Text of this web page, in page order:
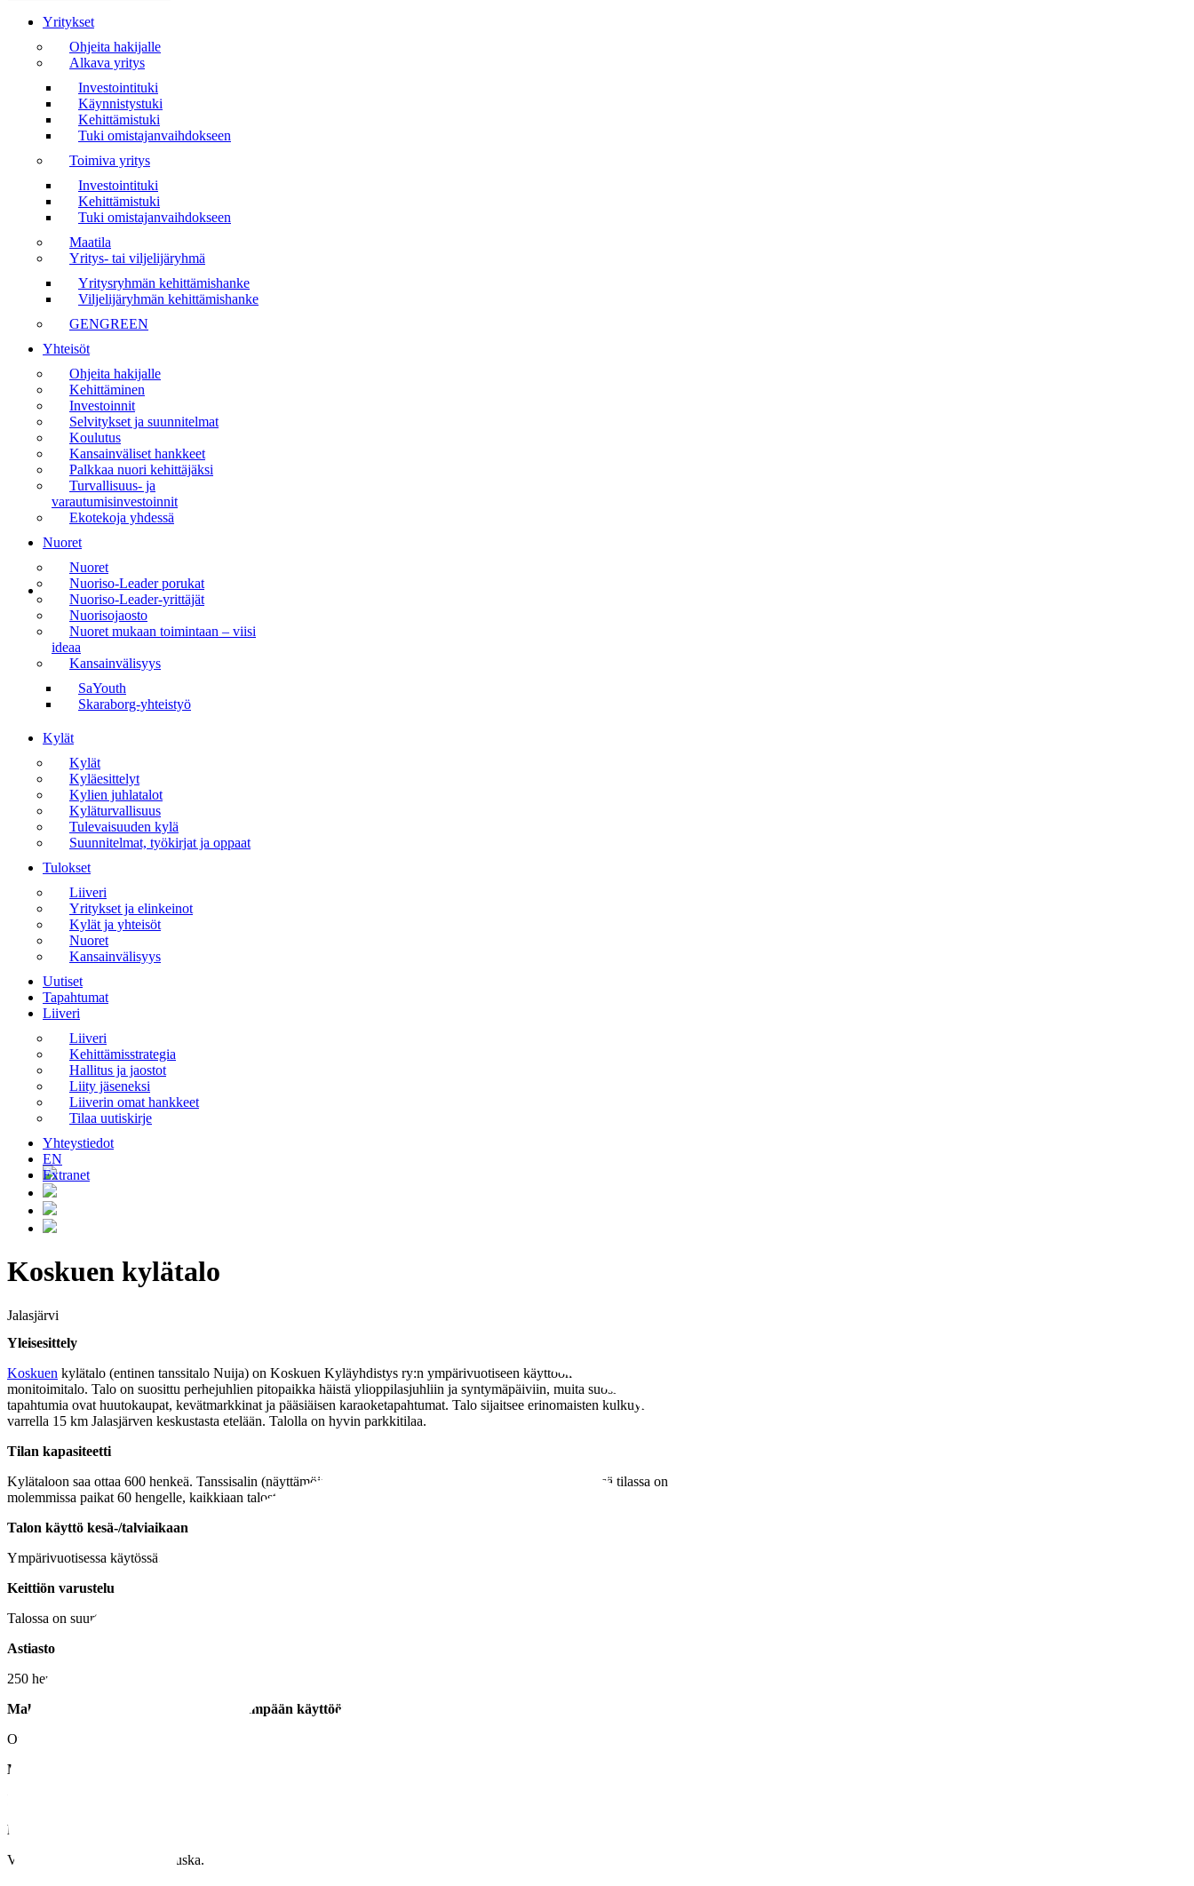
ValikkoYritykset
Ohjeita hakijalle
Alkava yritys
Investointituki
Käynnistystuki
Kehittämistuki
Tuki omistajanvaihdokseen
Toimiva yritys
Investointituki
Kehittämistuki
Tuki omistajanvaihdokseen
Maatila
Yritys- tai viljelijäryhmä
Yritysryhmän kehittämishanke
Viljelijäryhmän kehittämishanke
GENGREEN
Yhteisöt
Ohjeita hakijalle
Kehittäminen
Investoinnit
Selvitykset ja suunnitelmat
Koulutus
Kansainväliset hankkeet
Palkkaa nuori kehittäjäksi
Turvallisuus- ja
varautumisinvestoinnit
Ekotekoja yhdessä
Nuoret
Nuoret
Nuoriso-Leader porukat
Nuoriso-Leader-yrittäjät
Nuorisojaosto
Nuoret mukaan toimintaan – viisi
ideaa
Kansainvälisyys
SaYouth
Skaraborg-yhteistyö
Kylät
Kylät
Kyläesittelyt
Kylien juhlatalot
Kyläturvallisuus
Tulevaisuuden kylä
Suunnitelmat, työkirjat ja oppaat
Tulokset
Liiveri
Yritykset ja elinkeinot
Kylät ja yhteisöt
Nuoret
Kansainvälisyys
Uutiset
Tapahtumat
Liiveri
Liiveri
Kehittämisstrategia
Hallitus ja jaostot
Liity jäseneksi
Liiverin omat hankkeet
Tilaa uutiskirje
Yhteystiedot
EN
Extranet
Koskuen kylätalo
Jalasjärvi
Yleisesittely
Koskuen kylätalo (entinen tanssitalo Nuija) on Koskuen Kyläyhdistys ry:n ympärivuotiseen käyttöön soveltuva 600 hengen
monitoimitalo. Talo on suosittu perhejuhlien pitopaikka häistä ylioppilasjuhliin ja syntymäpäiviin, muita suosittuja
tapahtumia ovat huutokaupat, kevätmarkkinat ja pääsiäisen karaoketapahtumat. Talo sijaitsee erinomaisten kulkuyhteyksien
varrella 15 km Jalasjärven keskustasta etelään. Talolla on hyvin parkkitilaa.
Tilan kapasiteetti
Kylätaloon saa ottaa 600 henkeä. Tanssisalin (näyttämöineen) lisäksi talon yläkahviossa ja toisessa erillisessä tilassa on
molemmissa paikat 60 hengelle, kaikkiaan talosta löytyy yli 200 istumapaikkaa.
Talon käyttö kesä-/talviaikaan
Ympärivuotisessa käytössä.
Keittiön varustelu
Talossa on suurtalouskeittiö.
Astiasto
250 hengelle.
Mahdollisuus vuokrata osaa tilasta pienempään käyttöön
On mahdollista.
Majoitusmahdollisuus
Muu varustelu
Valkokangas, TV, pyörätuoliliuska.